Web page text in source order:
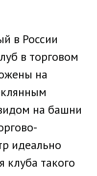
в России
в торговом
на
на башни
идеально
клуба такого